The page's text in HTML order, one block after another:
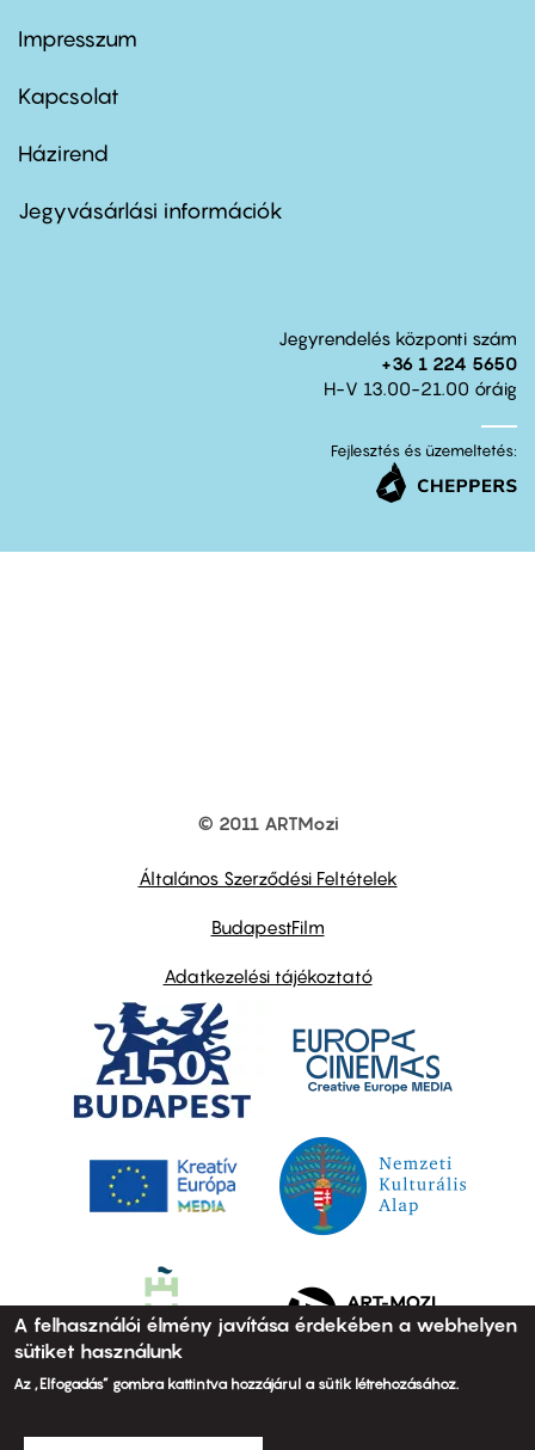
Footer
first
Impresszum
Kapcsolat
Footer
second
Házirend
Jegyvásárlási információk
Jegyrendelés központi szám
+36 1 224 5650
H-V 13.00-21.00 óráig
Fejlesztés és üzemeltetés:
© 2011 ARTMozi
Általános Szerződési Feltételek
BudapestFilm
Adatkezelési tájékoztató
A felhasználói élmény javítása érdekében a webhelyen
sütiket használunk
Az „Elfogadás” gombra kattintva hozzájárul a sütik létrehozásához.